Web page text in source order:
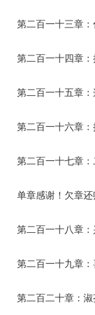
第二百一十三章
第二百一十四章
第二百一十五章
第二百一十六章
第二百一十七章
单章感谢！欠章还
第二百一十八章
第二百一十九章
第二百二十章：淑